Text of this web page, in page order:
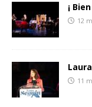
¡
12
11